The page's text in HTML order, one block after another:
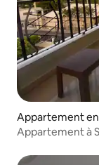
Appartement en
Appartement à